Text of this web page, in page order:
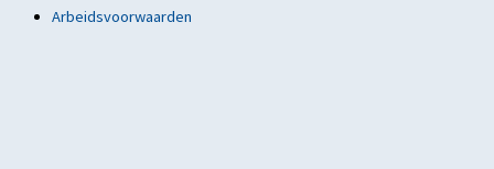
Arbeidsvoorwaarden